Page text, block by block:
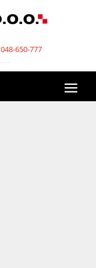
048-650-777